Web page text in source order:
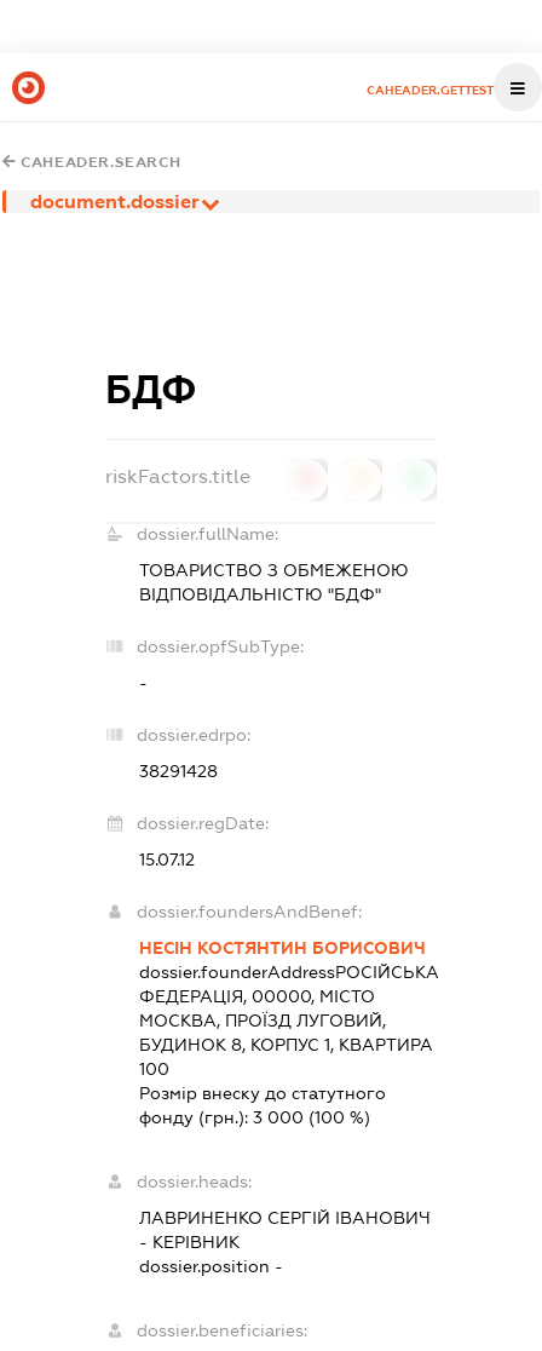
CAHEADER.GETTEST
CAHEADER.SEARCH
document.dossier
БДФ
riskFactors.title
dossier.fullName:
ТОВАРИСТВО З ОБМЕЖЕНОЮ
ВІДПОВІДАЛЬНІСТЮ "БДФ"
dossier.opfSubType:
-
dossier.edrpo:
38291428
dossier.regDate:
15.07.12
dossier.foundersAndBenef:
НЕСІН КОСТЯНТИН БОРИСОВИЧ
dossier.founderAddressРОСІЙСЬКА
ФЕДЕРАЦІЯ, 00000, МІСТО
МОСКВА, ПРОЇЗД ЛУГОВИЙ,
БУДИНОК 8, КОРПУС 1, КВАРТИРА
100
Розмір внеску до статутного
фонду (грн.): 3 000 (100 %)
dossier.heads:
ЛАВРИНЕНКО СЕРГІЙ ІВАНОВИЧ
- КЕРІВНИК
dossier.position -
dossier.beneficiaries: